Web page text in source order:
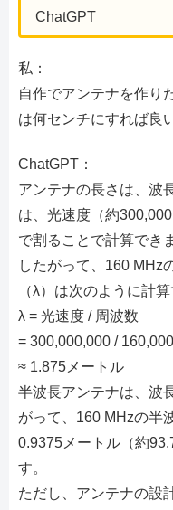
ChatGPT
私：
自作でアンテナを作り
は何センチにすれば良
ChatGPT：
アンテナの長さは、波
は、光速度（約
で割ることで計算でき
したがって、160 MHz
（λ）は次のように計算
λ = 光速度 / 周波数
= 300,000,000 /
≈ 1.875メートル
半波長アンテナは、波
がって、160 MHzの半
0.9375メートル（約
す。
ただし、アンテナの設